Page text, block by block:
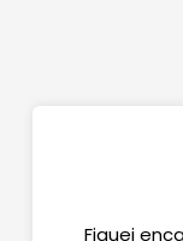
Fiquei